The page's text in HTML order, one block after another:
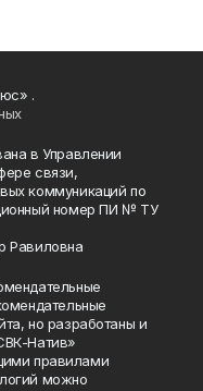
.
в Управлении
связи,
коммуникаций по
номер ПИ № ТУ
Равиловна
но разработаны и
Натив»
правилами
можно